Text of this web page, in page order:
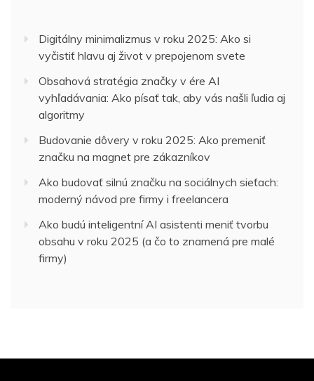
Digitálny minimalizmus v roku 2025: Ako si
vyčistiť hlavu aj život v prepojenom svete
Obsahová stratégia značky v ére AI
vyhľadávania: Ako písať tak, aby vás našli ľudia aj
algoritmy
Budovanie dôvery v roku 2025: Ako premeniť
značku na magnet pre zákazníkov
Ako budovať silnú značku na sociálnych sieťach:
moderný návod pre firmy i freelancera
Ako budú inteligentní AI asistenti meniť tvorbu
obsahu v roku 2025 (a čo to znamená pre malé
firmy)